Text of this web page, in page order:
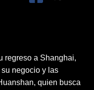
regreso a Shanghai,
negocio y las
quien busca